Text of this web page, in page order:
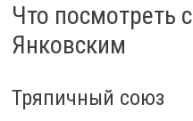
Что посмотреть
Янковским
Тряпичный союз